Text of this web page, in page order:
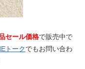
セール価格で販売中で
トークでもお問い合わ